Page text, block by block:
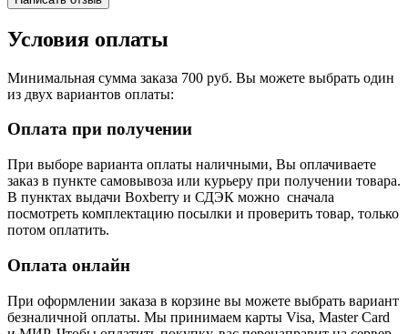
Условия оплаты
Минимальная сумма заказа 700 руб. Вы можете выбрать один
из двух вариантов оплаты:
Оплата при получении
При выборе варианта оплаты наличными, Вы оплачиваете
заказ в пункте самовывоза или курьеру при получении товара.
В пунктах выдачи Boxberry и СДЭК можно сначала
посмотреть комплектацию посылки и проверить товар, только
потом оплатить.
Оплата онлайн
При оформлении заказа в корзине вы можете выбрать вариант
безналичной оплаты. Мы принимаем карты Visa, Master Card